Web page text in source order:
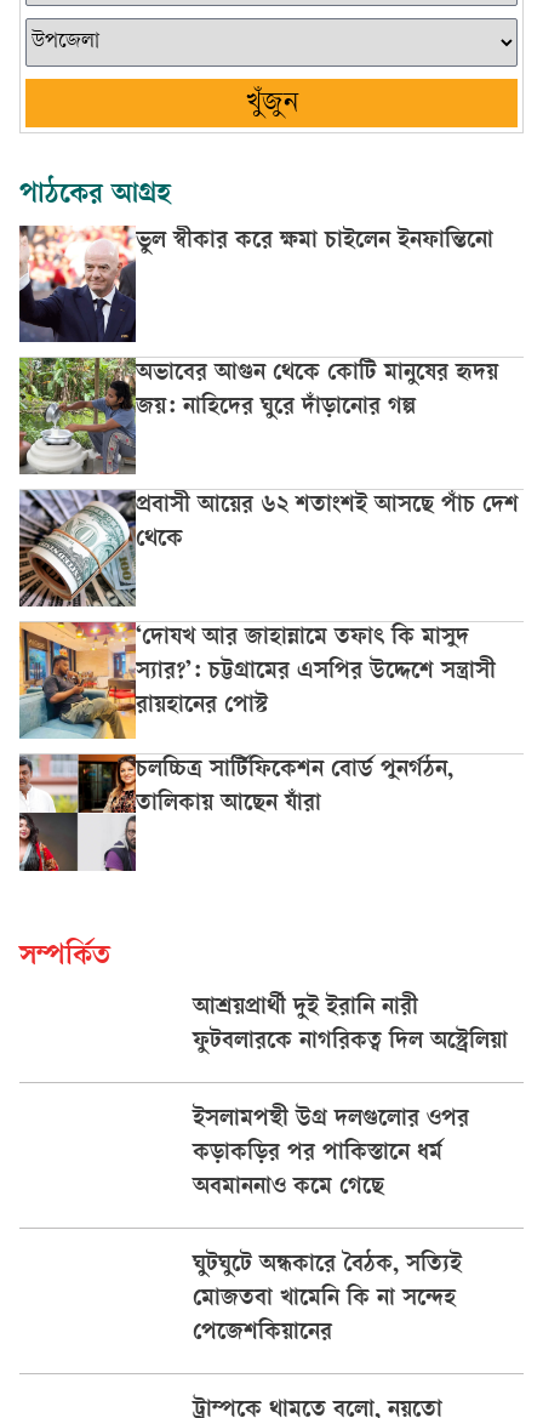
খুঁজুন
পাঠকের আগ্রহ
ভুল স্বীকার করে ক্ষমা চাইলেন ইনফান্তিনো
অভাবের আগুন থেকে কোটি মানুষের হৃদয়
জয়: নাহিদের ঘুরে দাঁড়ানোর গল্প
প্রবাসী আয়ের ৬২ শতাংশই আসছে পাঁচ দেশ
থেকে
‘দোযখ আর জাহান্নামে তফাৎ কি মাসুদ
স্যার?’: চট্টগ্রামের এসপির উদ্দেশে সন্ত্রাসী
রায়হানের পোস্ট
চলচ্চিত্র সার্টিফিকেশন বোর্ড পুনর্গঠন,
তালিকায় আছেন যাঁরা
সম্পর্কিত
আশ্রয়প্রার্থী দুই ইরানি নারী
ফুটবলারকে নাগরিকত্ব দিল অস্ট্রেলিয়া
ইসলামপন্থী উগ্র দলগুলোর ওপর
কড়াকড়ির পর পাকিস্তানে ধর্ম
অবমাননাও কমে গেছে
ঘুটঘুটে অন্ধকারে বৈঠক, সত্যিই
মোজতবা খামেনি কি না সন্দেহ
পেজেশকিয়ানের
ট্রাম্পকে থামতে বলো, নয়তো